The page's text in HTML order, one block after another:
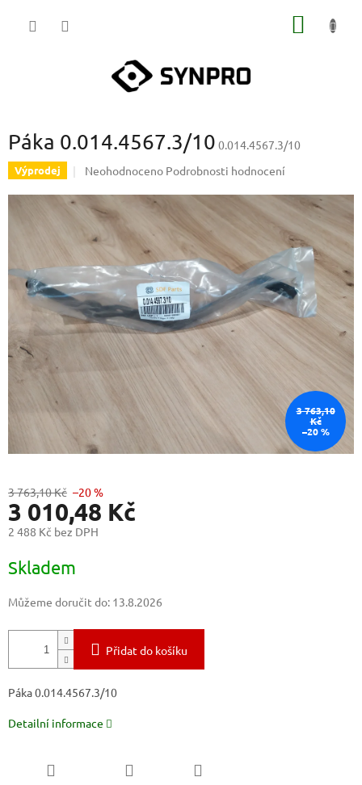
Páka 0.014.4567.3/10 0.014.4567.3/10
Výprodej
Průměrné
je
z
hvězdiček.
Neohodnoceno Podrobnosti hodnocení
3 763,10
Kč
–20 %
3 763,10 Kč –20 %
3 010,48 Kč
2 488 Kč bez DPH
cena:
Skladem
Můžeme doručit do: 13.8.2026
Přidat do košíku
Páka 0.014.4567.3/10
Detailní informace